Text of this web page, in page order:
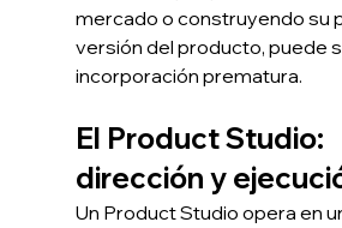
mercado o construyendo su
versión del producto, puede
incorporación prematura.
El Product Studio:
dirección y
Un Product Studio opera en